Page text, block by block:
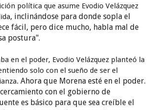
política que asume Evodio Velázquez
, inclinándose para donde sopla el
fácil, pero dice mucho, habla mal de
postura".
en el poder, Evodio Velázquez planteó la
solo con el sueño de ser el
Ahora que Morena esté en el poder.
con el gobierno de
es básico para que sea creíble el